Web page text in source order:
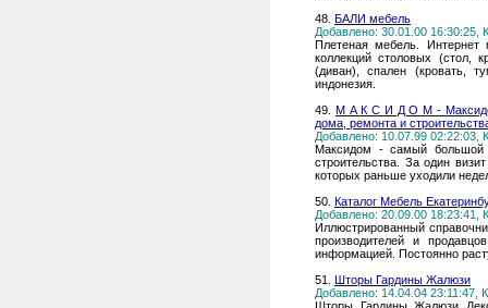
48. БАЛИ мебель
Добавлено: 30.01.00 16:30:25,
Плетеная мебель. Интернет
коллекций столовых (стол,
(диван), спален (кровать,
индонезия.
49. М А К С И Д О М -
дома, ремонта и
Добавлено: 10.07.99 02:22:03,
Максидом - самый большой
строительства. За один
которых раньше уходили
50. Каталог Мебель
Добавлено: 20.09.00 18:23:41,
Иллюстрированный
производителей и
информацией. Постоянно
51. Шторы Гардины Жалюзи
Добавлено: 14.04.04 23:11:47,